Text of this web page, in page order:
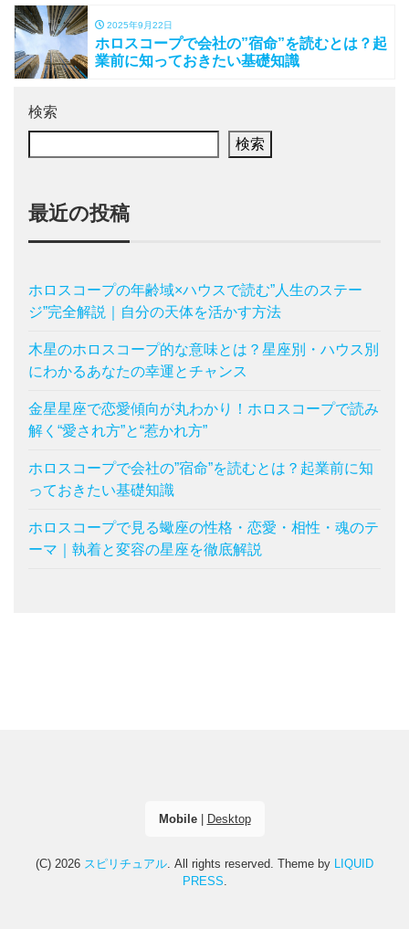
2025年9月22日
ホロスコープで会社の”宿命”を読むとは？起
業前に知っておきたい基礎知識
検索
検索
最近の投稿
ホロスコープの年齢域×ハウスで読む”人生のステー
ジ”完全解説｜自分の天体を活かす方法
木星のホロスコープ的な意味とは？星座別・ハウス別
にわかるあなたの幸運とチャンス
金星星座で恋愛傾向が丸わかり！ホロスコープで読み
解く“愛され方”と“惹かれ方”
ホロスコープで会社の”宿命”を読むとは？起業前に知
っておきたい基礎知識
ホロスコープで見る蠍座の性格・恋愛・相性・魂のテ
ーマ｜執着と変容の星座を徹底解説
Mobile| Desktop
(C) 2026 スピリチュアル. All rights reserved. Theme by LIQUID
PRESS.